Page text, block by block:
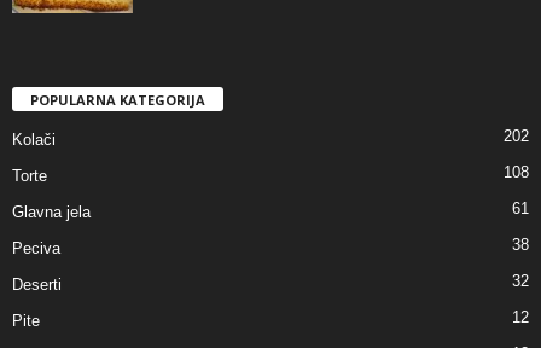
POPULARNA KATEGORIJA
Kolači 202
Torte 108
Glavna jela 61
Peciva 38
Deserti 32
Pite
12